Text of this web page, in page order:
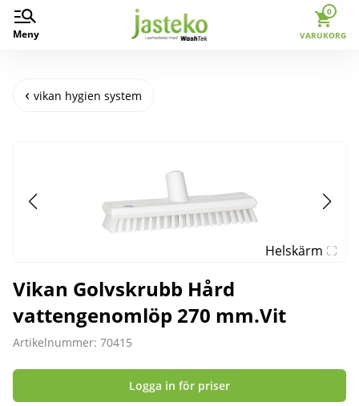
Meny
0
VARUKORG
vikan hygien system
Helskärm
Vikan Golvskrubb Hård
vattengenomlöp 270 mm.Vit
Artikelnummer: 70415
Logga in för priser